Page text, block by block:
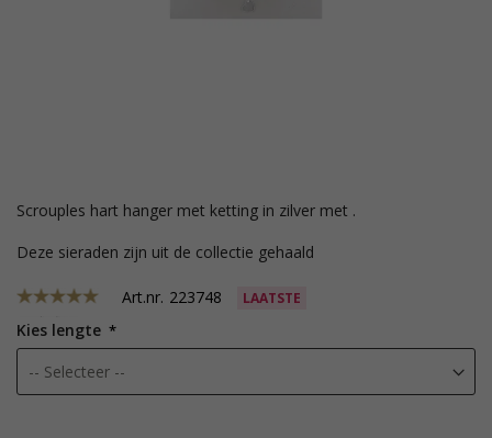
Scrouples hart hanger met ketting in zilver met .
Deze sieraden zijn uit de collectie gehaald
Art.nr. 223748 LAATSTE
Kies lengte